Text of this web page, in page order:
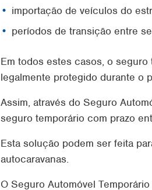
importação de veículos do
períodos de transição entre
Em todos estes casos, o
legalmente protegido durante o
Assim, através do Seguro
seguro temporário com prazo
Esta solução podem ser feita
autocaravanas.
O Seguro Automóvel